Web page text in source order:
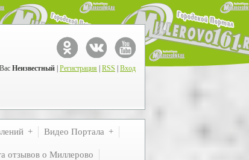
Неизвестный Регистрация RSS Вход
Видео Портала
отзывов о Миллерово